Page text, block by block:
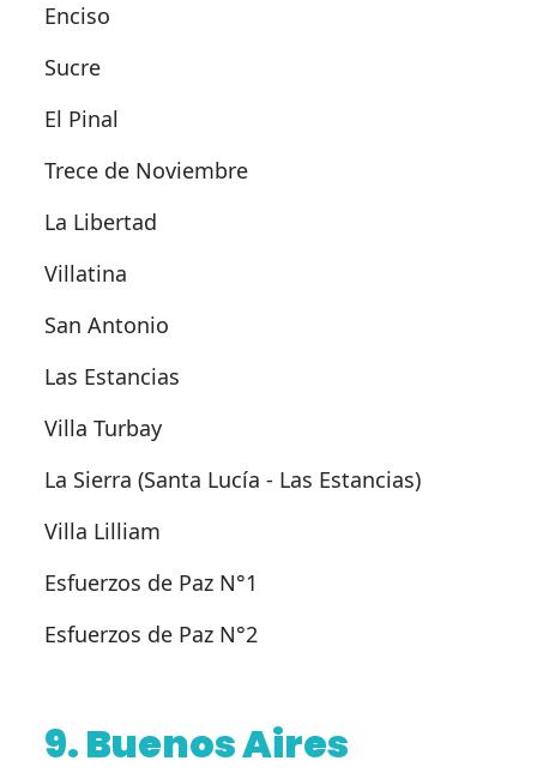
Enciso
Sucre
El Pinal
Trece de Noviembre
La Libertad
Villatina
San Antonio
Las Estancias
Villa Turbay
La Sierra (Santa Lucía - Las Estancias)
Villa Lilliam
Esfuerzos de Paz N°1
Esfuerzos de Paz N°2
9. Buenos Aires